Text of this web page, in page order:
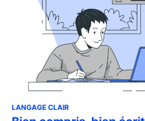
LANGAGE CLAIR